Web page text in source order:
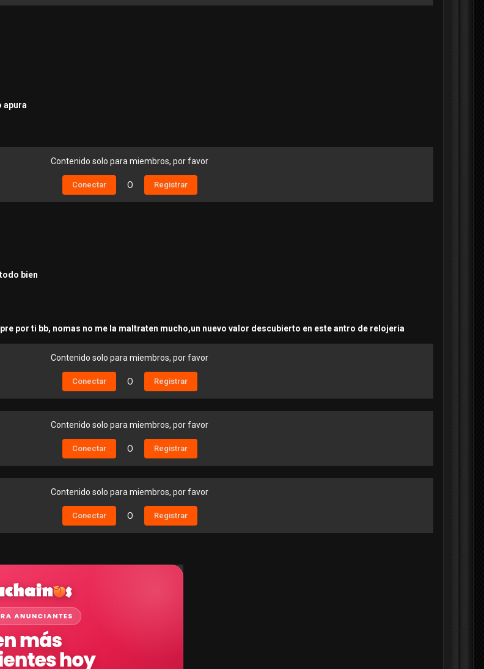
apura
Contenido solo para miembros, por favor
Conectar O Registrar
bien
por ti bb, nomas no me la maltraten mucho,un nuevo valor descubierto en este antro de relojeria
Contenido solo para miembros, por favor
Conectar O Registrar
Contenido solo para miembros, por favor
Conectar O Registrar
Contenido solo para miembros, por favor
Conectar O Registrar